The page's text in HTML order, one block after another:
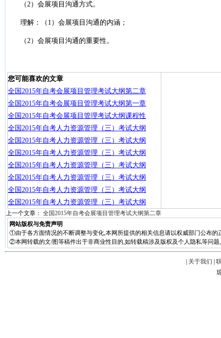
（2）会展项目沟通方式。
理解：（1）会展项目沟通的内涵；
（2）会展项目沟通的重要性。
您可能喜欢的文章
全国2015年自考会展项目管理考试大纲第二章
全国2015年自考会展项目管理考试大纲第一章
全国2015年自考会展项目管理考试大纲课程性
全国2015年自考人力资源管理（三）考试大纲
全国2015年自考人力资源管理（三）考试大纲
全国2015年自考人力资源管理（三）考试大纲
全国2015年自考人力资源管理（三）考试大纲
全国2015年自考人力资源管理（三）考试大纲
全国2015年自考人力资源管理（三）考试大纲
全国2015年自考人力资源管理（三）考试大纲
上一个文章： 全国2015年自考会展项目管理考试大纲第二章
网站版权与免责声明
①由于各方面情况的不断调整与变化,本网所提供的相关信息请以权威部门公布的
②本网转载的文/图等稿件出于非商业性目的,如转载稿涉及版权及个人隐私等问题
关于我们